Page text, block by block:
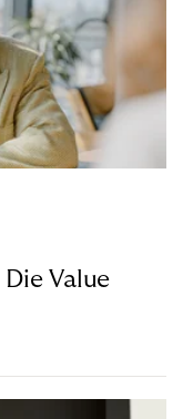
Value